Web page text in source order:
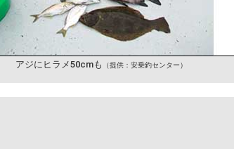
アジにヒラメ50cmも （提供：安乗釣センター）